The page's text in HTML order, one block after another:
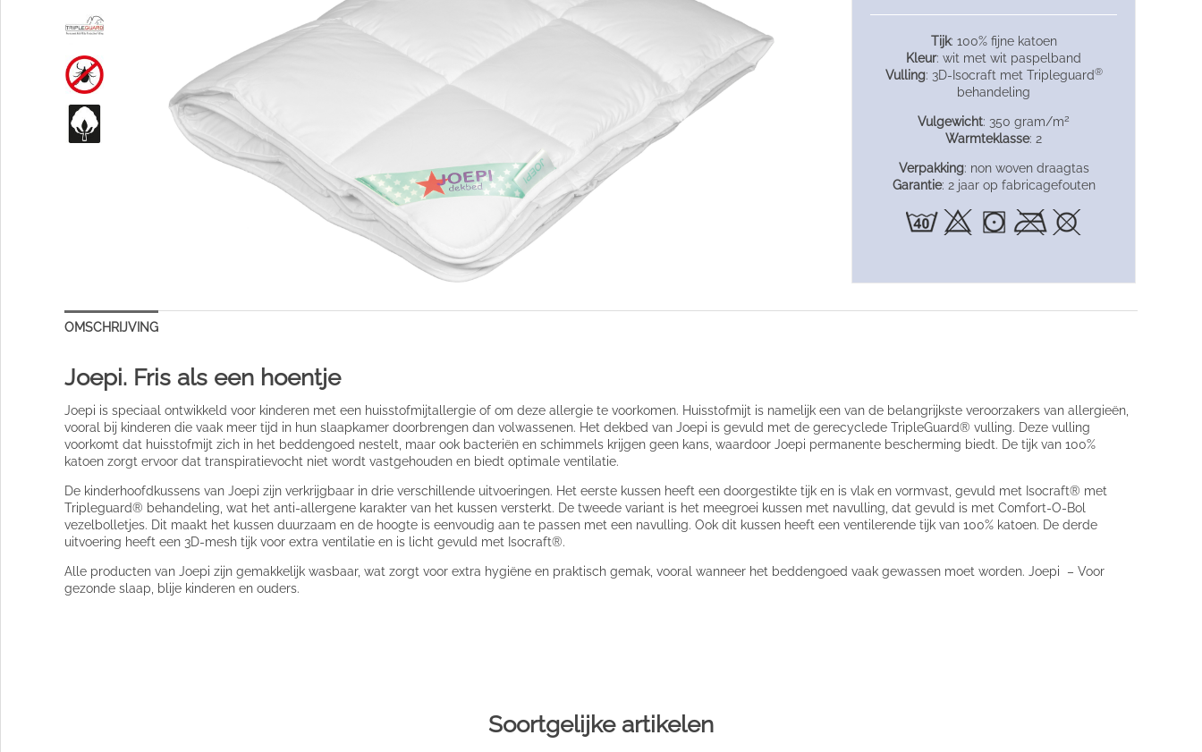
Tijk: 100% fijne katoen
Kleur: wit met wit paspelband
Vulling: 3D-Isocraft met Tripleguard®
behandeling
Vulgewicht: 350 gram/m2
Warmteklasse: 2
Verpakking: non woven draagtas
Garantie: 2 jaar op fabricagefouten
OMSCHRIJVING
Joepi. Fris als een hoentje
Joepi is speciaal ontwikkeld voor kinderen met een huisstofmijtallergie of om deze allergie te voorkomen. Huisstofmijt is namelijk een van de belangrijkste veroorzakers van allergieën,
vooral bij kinderen die vaak meer tijd in hun slaapkamer doorbrengen dan volwassenen. Het dekbed van Joepi is gevuld met de gerecyclede TripleGuard® vulling. Deze vulling
voorkomt dat huisstofmijt zich in het beddengoed nestelt, maar ook bacteriën en schimmels krijgen geen kans, waardoor Joepi permanente bescherming biedt. De tijk van 100%
katoen zorgt ervoor dat transpiratievocht niet wordt vastgehouden en biedt optimale ventilatie.
De kinderhoofdkussens van Joepi zijn verkrijgbaar in drie verschillende uitvoeringen. Het eerste kussen heeft een doorgestikte tijk en is vlak en vormvast, gevuld met Isocraft® met
Tripleguard® behandeling, wat het anti-allergene karakter van het kussen versterkt. De tweede variant is het meegroei kussen met navulling, dat gevuld is met Comfort-O-Bol
vezelbolletjes. Dit maakt het kussen duurzaam en de hoogte is eenvoudig aan te passen met een navulling. Ook dit kussen heeft een ventilerende tijk van 100% katoen. De derde
uitvoering heeft een 3D-mesh tijk voor extra ventilatie en is licht gevuld met Isocraft®.
Alle producten van Joepi zijn gemakkelijk wasbaar, wat zorgt voor extra hygiëne en praktisch gemak, vooral wanneer het beddengoed vaak gewassen moet worden. Joepi – Voor
gezonde slaap, blije kinderen en ouders.
Soortgelijke artikelen